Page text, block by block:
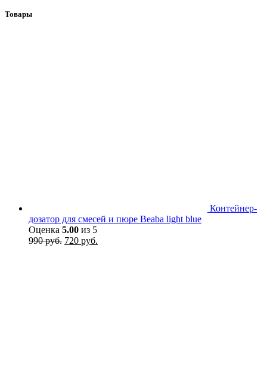
Товары
Контейнер-
дозатор для смесей и пюре Beaba light blue
Оценка 5.00 из 5
990руб. Первоначальная
720 руб.